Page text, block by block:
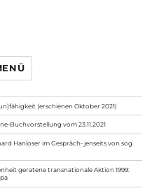
(erschienen Oktober 2021)
Buchvorstellung vom 23.11.2021
Hanloser im Gespräch- jenseits von sog.
geratene transnationale Aktion 1999: